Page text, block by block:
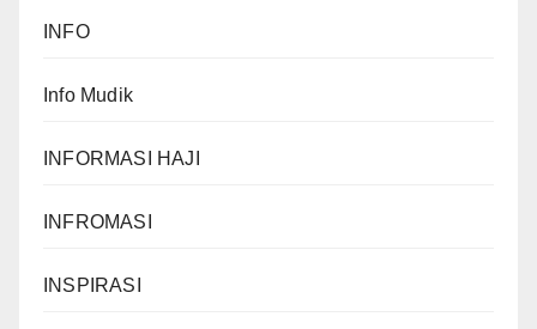
INFO
Info Mudik
INFORMASI HAJI
INFROMASI
INSPIRASI